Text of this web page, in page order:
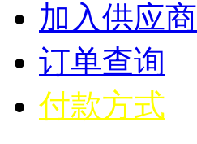
加入供应商
订单查询
付款方式